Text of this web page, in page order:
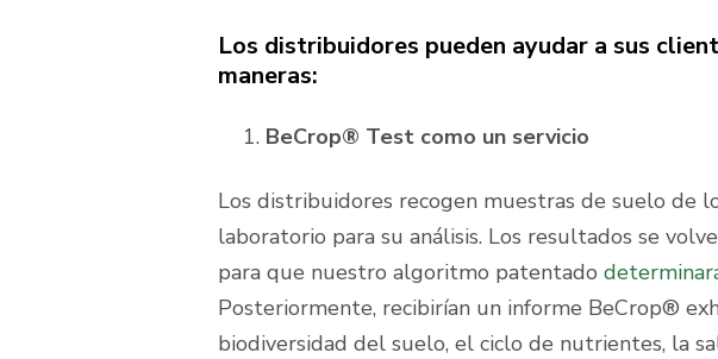
Los distribuidores pueden ayudar a sus
maneras:
BeCrop® Test como un servicio
Los distribuidores recogen muestras de suelo de
laboratorio para su análisis. Los resultados se
para que nuestro algoritmo patentado
Posteriormente, recibirían un informe BeCrop®
biodiversidad del suelo, el ciclo de nutrientes, la